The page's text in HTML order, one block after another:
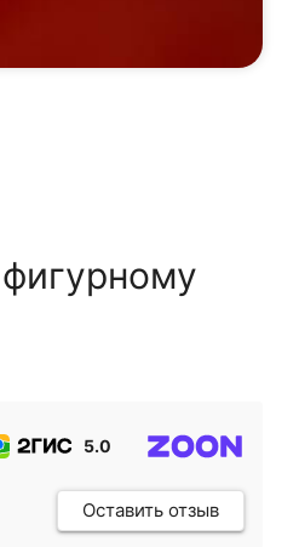
5.0
Оставить отзыв